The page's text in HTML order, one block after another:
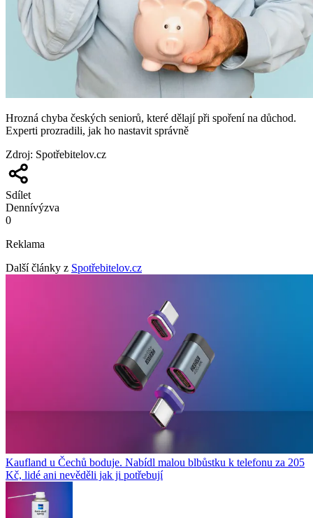
Hrozná chyba českých seniorů, které dělají při spoření na důchod.
Experti prozradili, jak ho nastavit správně
Zdroj: Spotřebitelov.cz
Sdílet
Dennívýzva
0
Reklama
Další články z Spotřebitelov.cz
Kaufland u Čechů boduje. Nabídl malou blbůstku k telefonu za 205
Kč, lidé ani nevěděli jak ji potřebují